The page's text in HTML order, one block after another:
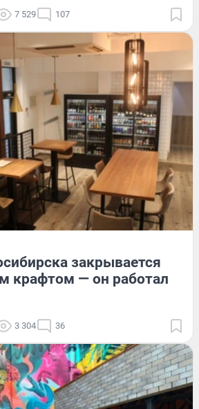
7 529 107
закрывается
крафтом — он работал
3 304 36